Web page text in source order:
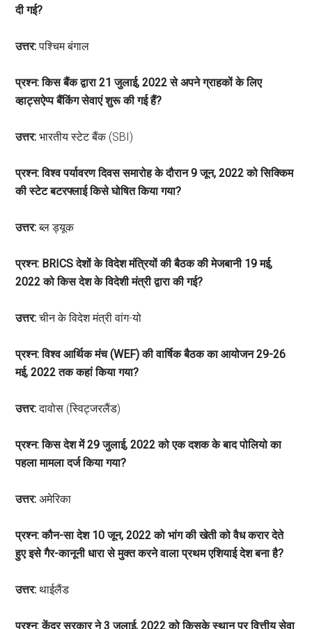
दी गई?
उत्तर:पश्चिम बंगाल
प्रश्न: किस बैंक द्वारा 21 जुलाई, 2022 से अपने ग्राहकों के लिए
व्हाट्सऐप्प बैंकिंग सेवाएं शुरू की गई हैं?
उत्तर: भारतीय स्टेट बैंक (SBI)
प्रश्न: विश्व पर्यावरण दिवस समारोह के दौरान 9 जून, 2022 को सिक्किम
की स्टेट बटरफ्लाई किसे घोषित किया गया?
उत्तर:ब्ल ड्यूक
प्रश्न: BRICS देशों के विदेश मंत्रियों की बैठक की मेजबानी 19 मई,
2022 को किस देश के विदेशी मंत्री द्वारा की गई?
उत्तर:चीन के विदेश मंत्री वांग-यो
प्रश्न: विश्व आर्थिक मंच (WEF) की वार्षिक बैठक का आयोजन 29-26
मई, 2022 तक कहां किया गया?
उत्तर:दावोस (स्विट्जरलैंड)
प्रश्न: किस देश में 29 जुलाई, 2022 को एक दशक के बाद पोलियो का
पहला मामला दर्ज किया गया?
उत्तर: अमेरिका
प्रश्न: कौन-सा देश 10 जून, 2022 को भांग की खेती को वैध करार देते
हुए इसे गैर-कानूनी धारा से मुक्त करने वाला प्रथम एशियाई देश बना है?
उत्तर: थाईलैंड
प्रश्न: केंद्र सरकार ने 3 जुलाई, 2022 को किसके स्थान पर वित्तीय सेवा